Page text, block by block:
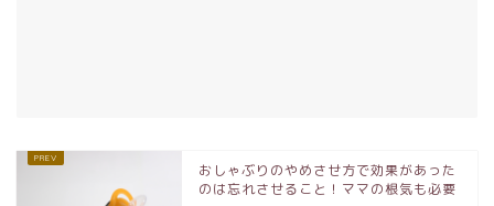
おしゃぶりのやめさせ方で効果があった
のは忘れさせること！ママの根気も必要